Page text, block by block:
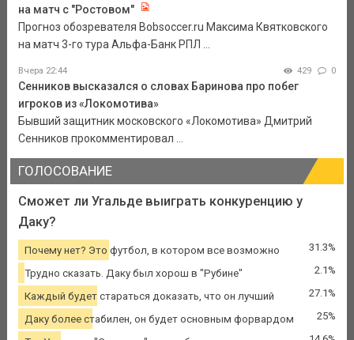
на матч с "Ростовом"
Прогноз обозревателя Bobsoccer.ru Максима Квятковского
на матч 3-го тура Альфа-Банк РПЛ ...
Вчера 22:44 429 0
Сенников высказался о словах Баринова про побег
игроков из «Локомотива»
Бывший защитник московского «Локомотива» Дмитрий
Сенников прокомментировал ...
ГОЛОСОВАНИЕ
Сможет ли Угальде выиграть конкуренцию у
Даку?
Почему нет? Это футбол, в котором все возможно 31.3%
Трудно сказать. Даку был хорош в "Рубине" 2.1%
Каждый будет стараться доказать, что он лучший 27.1%
Даку более стабилен, он будет основным форвардом 25%